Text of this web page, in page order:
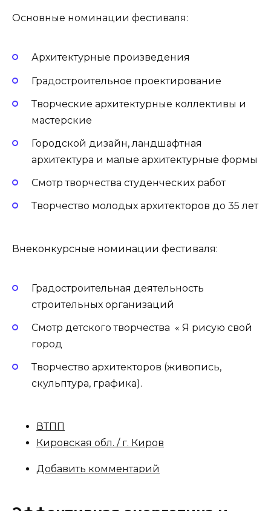
Основные номинации фестиваля:
Архитектурные произведения
Градостроительное проектирование
Творческие архитектурные коллективы и
мастерские
Городской дизайн, ландшафтная
архитектура и малые архитектурные формы
Смотр творчества студенческих работ
Творчество молодых архитекторов до 35 лет
Внеконкурсные номинации фестиваля:
Градостроительная деятельность
строительных организаций
Смотр детского творчества « Я рисую свой
город
Творчество архитекторов (живопись,
скульптура, графика).
ВТПП
Кировская обл. / г. Киров
Добавить комментарий